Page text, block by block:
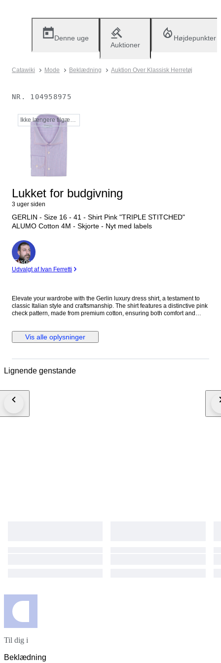
Denne uge
Auktioner
Højdepunkter
Catawiki Mode Beklædning Auktion Over Klassisk Herretøj
NR. 104958975
Ikke længere tilgængelig
Lukket for budgivning
3 uger siden
GERLIN - Size 16 - 41 - Shirt Pink "TRIPLE STITCHED"
ALUMO Cotton 4M - Skjorte - Nyt med labels
Ekspert
Udvalgt af Ivan Ferretti
Elevate your wardrobe with the Gerlin luxury dress shirt, a testament to
classic Italian style and craftsmanship. The shirt features a distinctive pink
check pattern, made from premium cotton, ensuring both comfort and
appreciate attention to detail. Tailored to a regular fit, this no-size shirt
offers a timeless aesthetic that's versatile for both casual and formal
makes it a suitable choice for year-round wear. Proudly made in Italy, it's a
gentleman's collection. Material: 100% Cotton
Vis alle oplysninger
Lignende genstande
Til dig i
Beklædning